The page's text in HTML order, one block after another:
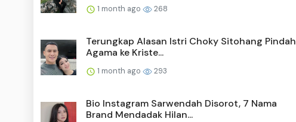
1 month ago 268
Terungkap Alasan Istri Choky Sitohang Pindah
Agama ke Kriste...
1 month ago 293
Bio Instagram Sarwendah Disorot, 7 Nama
Brand Mendadak Hilan...